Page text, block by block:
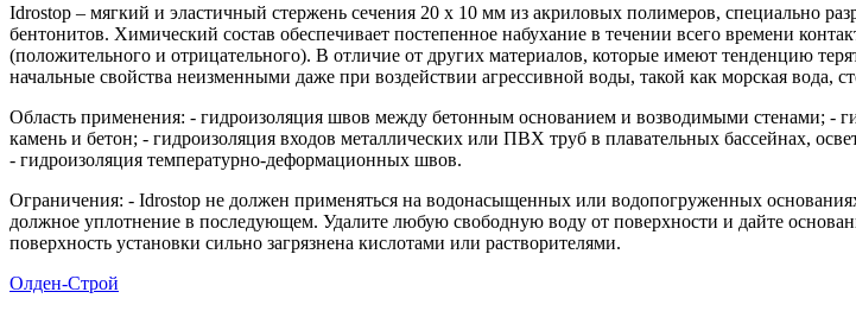
Idrostop – мягкий и эластичный стержень сечения 20 х 10 мм из акриловых полимеров, специально
бентонитов. Химический состав обеспечивает постепенное набухание в течении всего времени
(положительного и отрицательного). В отличие от других материалов, которые имеют тенденцию
начальные свойства неизменными даже при воздействии агрессивной воды, такой как морская
Область применения: - гидроизоляция швов между бетонным основанием и возводимыми стенами; -
камень и бетон; - гидроизоляция входов металлических или ПВХ труб в плавательных бассейнах,
- гидроизоляция температурно-деформационных швов.
Ограничения: - Idrostop не должен применяться на водонасыщенных или водопогруженных
должное уплотнение в последующем. Удалите любую свободную воду от поверхности и дайте
поверхность установки сильно загрязнена кислотами или растворителями.
Олден-Строй